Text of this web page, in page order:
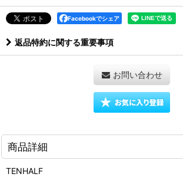
Facebookでシェア
返品特約に関する重要事項
お問い合わせ
商品詳細
TENHALF